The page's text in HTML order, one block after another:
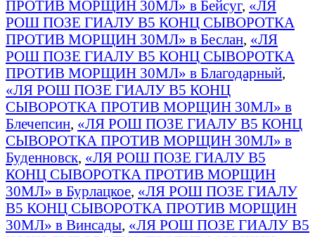
ПРОТИВ МОРЩИН 30МЛ» в Бейсуг, «ЛЯ
РОШ ПОЗЕ ГИАЛУ B5 КОНЦ СЫВОРОТКА
ПРОТИВ МОРЩИН 30МЛ» в Беслан, «ЛЯ
РОШ ПОЗЕ ГИАЛУ B5 КОНЦ СЫВОРОТКА
ПРОТИВ МОРЩИН 30МЛ» в Благодарный,
«ЛЯ РОШ ПОЗЕ ГИАЛУ B5 КОНЦ
СЫВОРОТКА ПРОТИВ МОРЩИН 30МЛ» в
Блечепсин, «ЛЯ РОШ ПОЗЕ ГИАЛУ B5 КОНЦ
СЫВОРОТКА ПРОТИВ МОРЩИН 30МЛ» в
Буденновск, «ЛЯ РОШ ПОЗЕ ГИАЛУ B5
КОНЦ СЫВОРОТКА ПРОТИВ МОРЩИН
30МЛ» в Бурлацкое, «ЛЯ РОШ ПОЗЕ ГИАЛУ
B5 КОНЦ СЫВОРОТКА ПРОТИВ МОРЩИН
30МЛ» в Винсады, «ЛЯ РОШ ПОЗЕ ГИАЛУ B5